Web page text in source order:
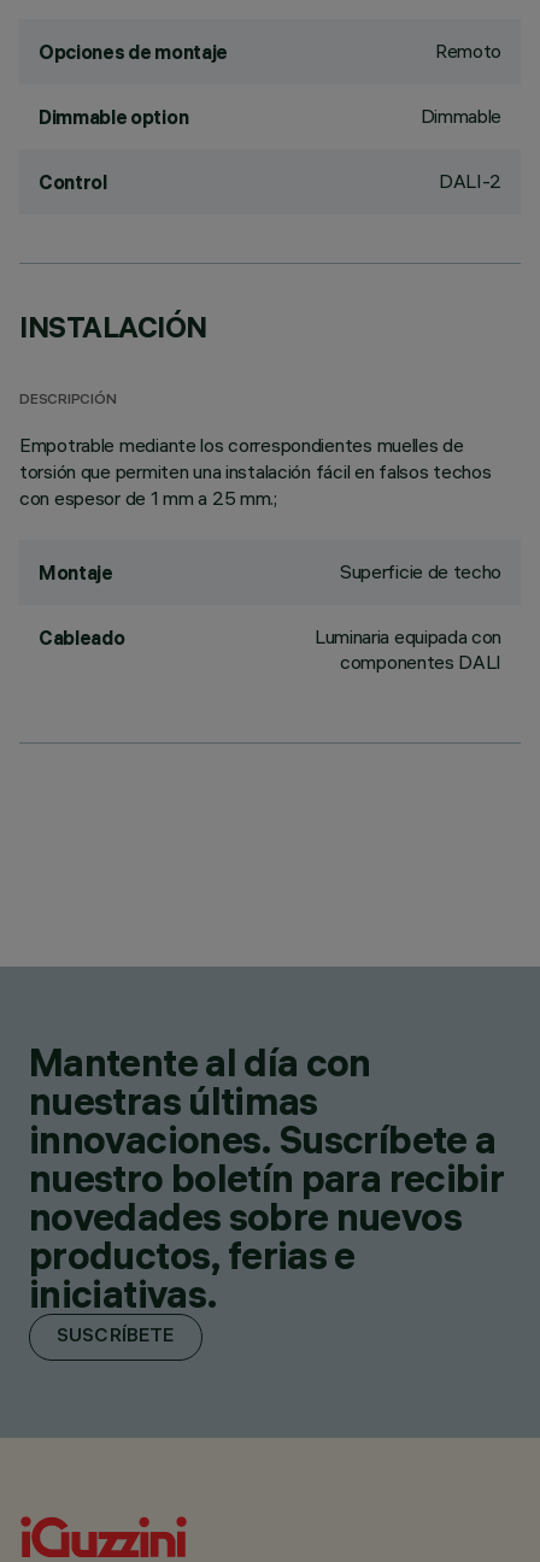
Opciones de montaje Remoto
Dimmable option Dimmable
Control DALI-2
INSTALACIÓN
DESCRIPCIÓN
Empotrable mediante los correspondientes muelles de
torsión que permiten una instalación fácil en falsos techos
con espesor de 1 mm a 25 mm.;
Montaje Superficie de techo
Cableado
Luminaria equipada con
componentes DALI
Mantente al día con
nuestras últimas
innovaciones. Suscríbete a
nuestro boletín para recibir
novedades sobre nuevos
productos, ferias e
iniciativas.
SUSCRÍBETE